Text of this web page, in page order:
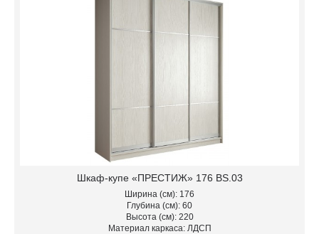
Шкаф-купе «ПРЕСТИЖ» 176 BS.03
Ширина (см): 176
Глубина (см): 60
Высота (см): 220
Материал каркаса: ЛДСП